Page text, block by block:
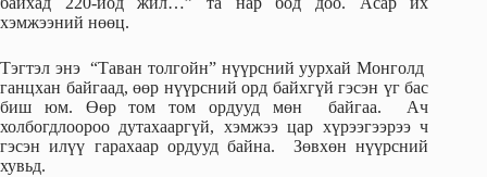
хэмжээний нөөц.
Тэгтэл энэ “Таван толгойн” нүүрсний уурхай Монголд
ганцхан байгаад, өөр нүүрсний орд байхгүй гэсэн үг бас
биш юм. Өөр том том ордууд мөн байгаа. Ач
холбогдлоороо дутахааргүй, хэмжээ цар хүрээгээрээ ч
гэсэн илүү гарахаар ордууд байна. Зөвхөн нүүрсний
хувьд.